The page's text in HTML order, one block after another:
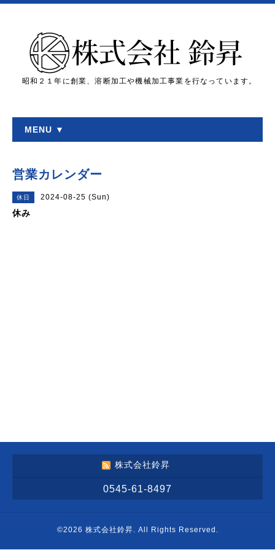
昭和２１年に創業、溶断加工や機械加工事業を行なっています。
MENU ▼
営業カレンダー
休日 2024-08-25 (Sun)
休み
株式会社鈴昇
0545-61-8497
©2026 株式会社鈴昇. All Rights Reserved.